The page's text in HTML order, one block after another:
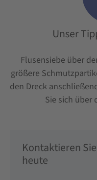
Kontaktieren
heute
Unser
Flusensiebe über
größere
den Dreck
Sie sich über